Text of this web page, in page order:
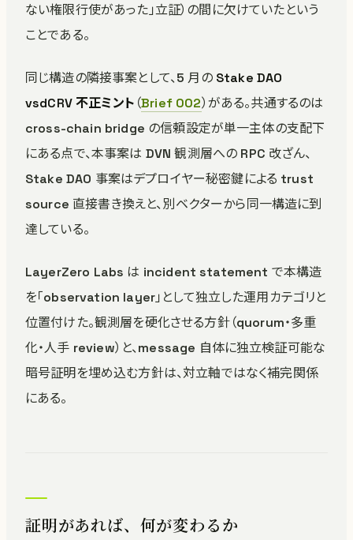
ない権限行使があった」立証）の間に欠けていたという
ことである。
同じ構造の隣接事案として、5 月の Stake DAO
vsdCRV 不正ミント （Brief 002）がある。共通するのは
cross-chain bridge の信頼設定が単一主体の支配下
にある点で、本事案は DVN 観測層への RPC 改ざん、
Stake DAO 事案はデプロイヤー秘密鍵による trust
source 直接書き換えと、別ベクターから同一構造に到
達している。
LayerZero Labs は incident statement で本構造
を「observation layer」として独立した運用カテゴリと
位置付けた。観測層を硬化させる方針（quorum・多重
化・人手 review）と、message 自体に独立検証可能な
暗号証明を埋め込む方針は、対立軸ではなく補完関係
にある。
証明があれば、何が変わるか